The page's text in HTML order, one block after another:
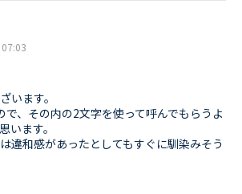
います。
、その内の2文字を使って呼んでもらうよ
います。
違和感があったとしてもすぐに馴染みそう